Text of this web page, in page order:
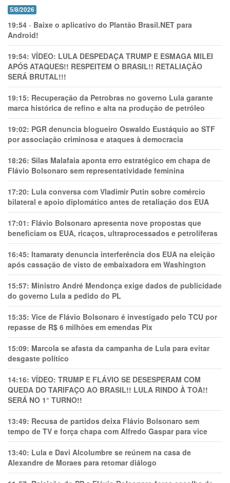
5/8/2026
19:54 - Baixe o aplicativo do Plantão Brasil.NET para
Android!
19:54: VÍDEO: LULA DESPEDAÇA TRUMP E ESMAGA MILEI
APÓS ATAQUES!! RESPEITEM O BRASIL!! RETALIAÇÃO
SERÁ BRUTAL!!!
19:15: Recuperação da Petrobras no governo Lula garante
marca histórica de refino e alta na produção de petróleo
19:02: PGR denuncia blogueiro Oswaldo Eustáquio ao STF
por associação criminosa e ataques à democracia
18:26: Silas Malafaia aponta erro estratégico em chapa de
Flávio Bolsonaro sem representatividade feminina
17:20: Lula conversa com Vladimir Putin sobre comércio
bilateral e apoio diplomático antes de retaliação dos EUA
17:01: Flávio Bolsonaro apresenta nove propostas que
beneficiam os EUA, ricaços, ultraprocessados e petrolíferas
16:45: Itamaraty denuncia interferência dos EUA na eleição
após cassação de visto de embaixadora em Washington
15:57: Ministro André Mendonça exige dados de publicidade
do governo Lula a pedido do PL
15:35: Vice de Flávio Bolsonaro é investigado pelo TCU por
repasse de R$ 6 milhões em emendas Pix
15:09: Marcola se afasta da campanha de Lula para evitar
desgaste político
14:16: VÍDEO: TRUMP E FLÁVIO SE DESESPERAM COM
QUEDA DO TARIFAÇO AO BRASIL!! LULA RINDO À TOA!!
SERÁ NO 1° TURNO!!
13:49: Recusa de partidos deixa Flávio Bolsonaro sem
tempo de TV e força chapa com Alfredo Gaspar para vice
13:40: Lula e Davi Alcolumbre se reúnem na casa de
Alexandre de Moraes para retomar diálogo